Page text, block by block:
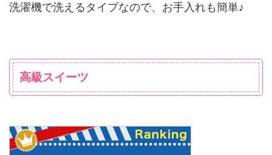
洗濯機で洗えるタイプなので、お手入れも簡単♪
高級スイーツ